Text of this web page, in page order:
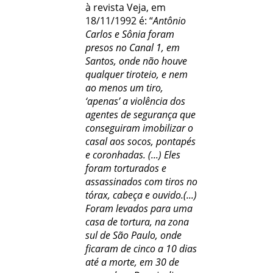
à revista Veja, em
18/11/1992 é: “Antônio
Carlos e Sônia foram
presos no Canal 1, em
Santos, onde não houve
qualquer tiroteio, e nem
ao menos um tiro,
‘apenas’ a violência dos
agentes de segurança que
conseguiram imobilizar o
casal aos socos, pontapés
e coronhadas. (...) Eles
foram torturados e
assassinados com tiros no
tórax, cabeça e ouvido.(...)
Foram levados para uma
casa de tortura, na zona
sul de São Paulo, onde
ficaram de cinco a 10 dias
até a morte, em 30 de